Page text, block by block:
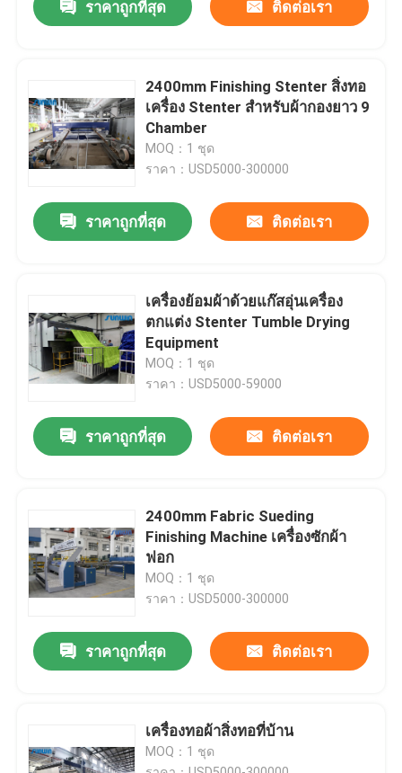
เกี่ยวกับเรา
ทัวร์โรงงาน
ติดต่อเรา
ขอใบเสนอราคา
เครื่อง Stenter สิ่งทอ
เครื่องใส่ผ้า
ราคาถูกที่สุด ติดต่อเรา
2400mm Finishing Stenter สิ่งทอ
เครื่อง Stenter สำหรับผ้ากองยาว 9
Chamber
MOQ：1 ชุด
ราคา：USD5000-300000
ราคาถูกที่สุด ติดต่อเรา
เครื่องย้อมผ้าด้วยแก๊สอุ่นเครื่อง
ตกแต่ง Stenter Tumble Drying
Equipment
MOQ：1 ชุด
ราคา：USD5000-59000
ราคาถูกที่สุด ติดต่อเรา
2400mm Fabric Sueding
Finishing Machine เครื่องซักผ้า
ฟอก
MOQ：1 ชุด
ราคา：USD5000-300000
ราคาถูกที่สุด ติดต่อเรา
เครื่องทอผ้าสิ่งทอที่บ้าน
MOQ：1 ชุด